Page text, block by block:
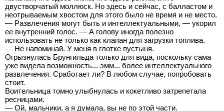
двустворчатый моллюск. Но здесь и сейчас, с балластом и
неотрываемым хвостом для этого было не время и не место.
— Развлечения могут быть и интеллектуальными, — укорил
ее внутренний голос. — А голову иногда полезно
использовать не только как клапан для загрузки топлива.
— Не напоминай. У меня в глотке пустыня.
Огрызнулась Брунгильда только для вида, поскольку сама
уже видела возможность... эмм... более интеллектуального
развлечения. Сработает ли? В любом случае, попробовать
стоит.
Воительница томно улыбнулась и кокетливо затрепетала
ресницами.
— Ой, мальчики, а я думала, вы не по этой части.